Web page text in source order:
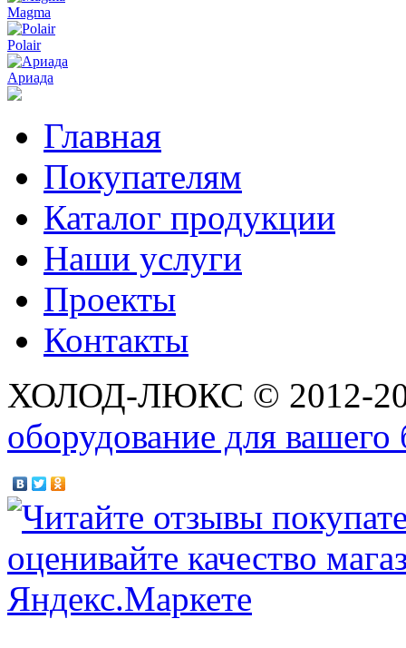
Magma
Polair
Ариада
Главная
Покупателям
Каталог продукции
Наши услуги
Проекты
Контакты
ХОЛОД-ЛЮКС © 2012-
оборудование для вашего